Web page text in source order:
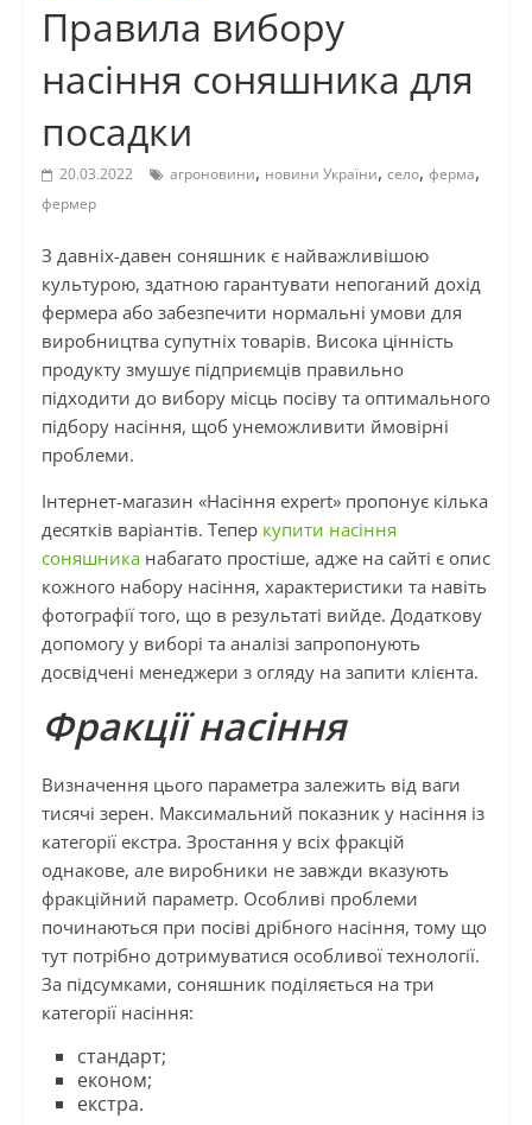
Правила вибору
насіння соняшника для
посадки
20.03.2022 агроновини, новини України, село, ферма,
фермер
З давніх-давен соняшник є найважливішою
культурою, здатною гарантувати непоганий дохід
фермера або забезпечити нормальні умови для
виробництва супутніх товарів. Висока цінність
продукту змушує підприємців правильно
підходити до вибору місць посіву та оптимального
підбору насіння, щоб унеможливити ймовірні
проблеми.
Інтернет-магазин «Насіння expert» пропонує кілька
десятків варіантів. Тепер купити насіння
соняшниканабагато простіше, адже на сайті є опис
кожного набору насіння, характеристики та навіть
фотографії того, що в результаті вийде. Додаткову
допомогу у виборі та аналізі запропонують
досвідчені менеджери з огляду на запити клієнта.
Фракції насіння
Визначення цього параметра залежить від ваги
тисячі зерен. Максимальний показник у насіння із
категорії екстра. Зростання у всіх фракцій
однакове, але виробники не завжди вказують
фракційний параметр. Особливі проблеми
починаються при посіві дрібного насіння, тому що
тут потрібно дотримуватися особливої ​​технології.
За підсумками, соняшник поділяється на три
категорії насіння:
стандарт;
економ;
екстра.